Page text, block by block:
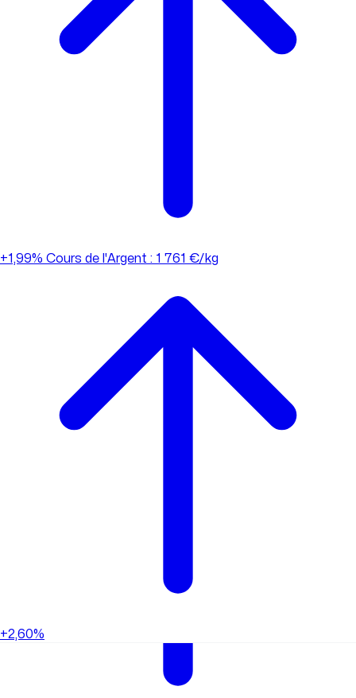
+1,99% Cours de l'Argent : 1 761 €/kg
+2,60%
Cours de l'Argent : 1 761 €/kg